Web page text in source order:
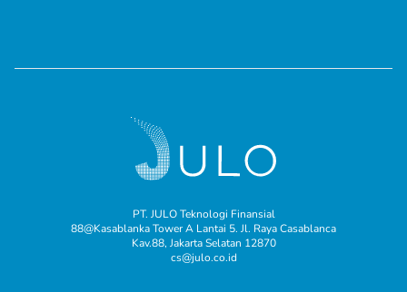
PT. JULO Teknologi Finansial
88@Kasablanka Tower A Lantai 5. Jl. Raya Casablanca
Kav.88, Jakarta Selatan 12870
cs@julo.co.id